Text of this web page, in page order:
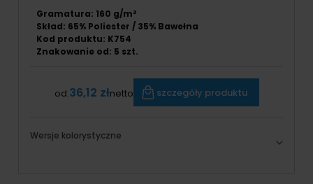
Gramatura: 160 g/m²
Skład: 65% Poliester / 35% Bawełna
Kod produktu: K754
Znakowanie od: 5 szt.
od:36,12 złnetto szczegóły produktu
Wersje kolorystyczne